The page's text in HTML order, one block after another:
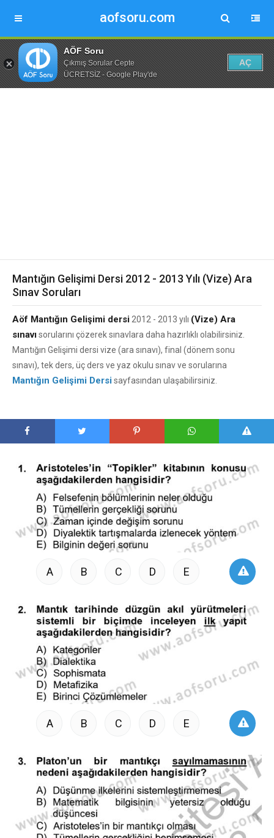
aofsoru.com
AÖF Soru
Çıkmış Sorular Cepte
ÜCRETSİZ - Google Play'de
AÇ
Mantığın Gelişimi Dersi 2012 - 2013 Yılı (Vize) Ara
Sınav Soruları
Aöf Mantığın Gelişimi dersi 2012 - 2013 yılı (Vize) Ara
sınavısorularını çözerek sınavlara daha hazırlıklı olabilirsiniz.
Mantığın Gelişimi dersi vize (ara sınavı), final (dönem sonu
sınavı), tek ders, üç ders ve yaz okulu sınav ve sorularına
Mantığın Gelişimi Dersisayfasından ulaşabilirsiniz.
A B C D E
A B C D E